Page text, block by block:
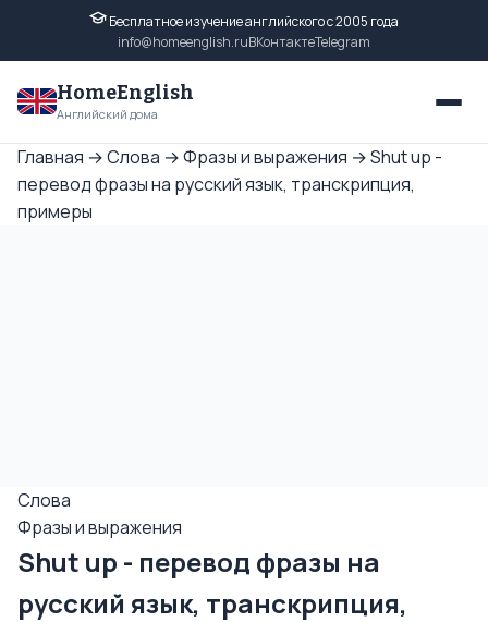
Бесплатное изучение английского с 2005 года
info@homeenglish.ruВКонтактеTelegram
HomeEnglish
Английский дома
Главная →Слова →Фразы и выражения →Shut up -
перевод фразы на русский язык, транскрипция,
примеры
Слова
Фразы и выражения
Shut up - перевод фразы на
русский язык, транскрипция,